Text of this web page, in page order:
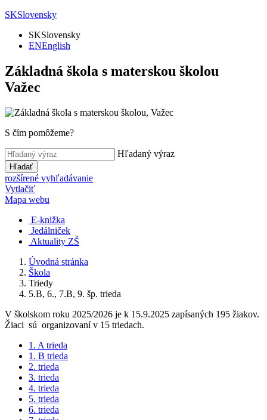
SKSlovensky
SKSlovensky
ENEnglish
Základná škola s materskou školou
Važec
S čím pomôžeme?
Hľadaný výraz
Hľadať
rozšírené vyhľadávanie
Vytlačiť
Mapa webu
E-knižka
Jedálniček
Aktuality ZŠ
Úvodná stránka
Škola
Triedy
5.B, 6., 7.B, 9. šp. trieda
V školskom roku 2025/2026 je k 15.9.2025 zapísaných 195 žiakov.
Žiaci sú organizovaní v 15 triedach.
1. A trieda
1. B trieda
2. trieda
3. trieda
4. trieda
5. trieda
6. trieda